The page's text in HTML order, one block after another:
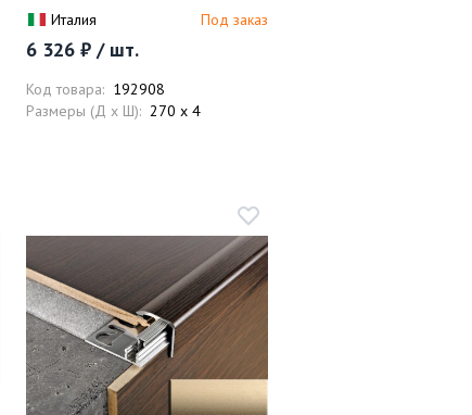
м (бронза матовая)
Италия Под заказ
6 326 ₽ / шт.
Код товара: 192908
Размеры (Д x Ш): 270 x 4